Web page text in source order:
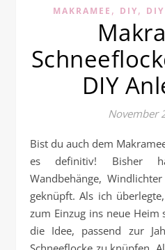
MAKRAMEE , DIY,
DIY
November
Bist du auch dem Makramee-Trend verfallen? Ich bin
es definitiv! Bisher
Wandbehänge,
geknüpft. Als ich
zum Einzug ins neue
die Idee, passend zur